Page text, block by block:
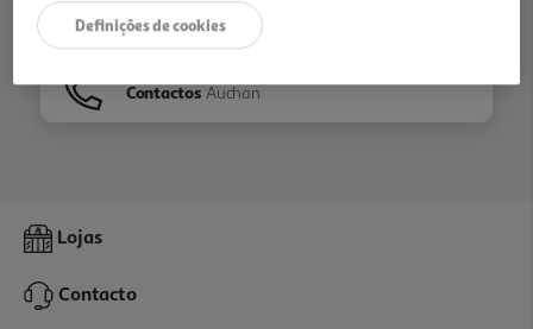
Folhetos
Contactos Auchan
Lojas
Contacto
Definições de cookies